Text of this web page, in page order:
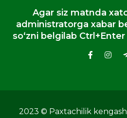
Agar siz matnda
administratorga xabar
so‘zni belgilab
2023 © Paxtachilik